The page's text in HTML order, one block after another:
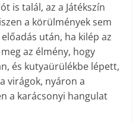
is talál, az a Játékszín
a körülmények sem
után, ha kilép az
az élmény, hogy
és kutyaürülékbe lépett,
virágok, nyáron a
a karácsonyi hangulat